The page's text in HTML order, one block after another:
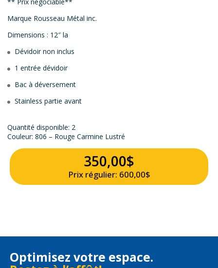
Marque Rousseau Métal inc.
Dimensions : 12″ la
Dévidoir non inclus
1 entrée dévidoir
Bac à déversement
Stainless partie avant
Quantité disponible: 2
Couleur: 806 – Rouge Carmine Lustré
350,00$
Prix régulier: 600,00$
Optimisez votre espace.